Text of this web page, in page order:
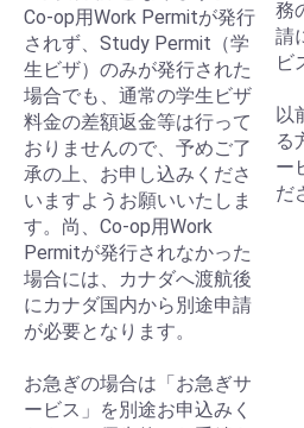
Co-op用Work Permitが発行
されず、Study Permit（学
生ビザ）のみが発行された
場合でも、通常の学生ビザ
料金の差額返金等は行って
おりませんので、予めご了
承の上、お申し込みくださ
いますようお願いいたしま
す。尚、Co-op用Work
Permitが発行されなかった
場合には、カナダへ渡航後
にカナダ国内から別途申請
が必要となります。
お急ぎの場合は「お急ぎサ
ービス」を別途お申込みく
務
請
ビ
以
る
ー
だ